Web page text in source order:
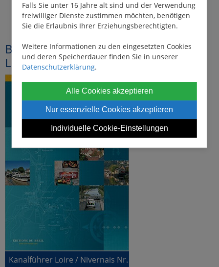
Falls Sie unter 16 Jahre alt sind und der Verwendung
freiwilliger Dienste zustimmen möchten, benötigen
Sie die Erlaubnis Ihrer Erziehungsberechtigten.
Weitere Informationen zu den eingesetzten Cookies
und deren Speicherdauer finden Sie in unserer
Datenschutzerklärung.
Alle Cookies akzeptieren
Nur essenzielle Cookies akzeptieren
Individuelle Cookie-Einstellungen
Bücher-Quellen & Weiterführende
Literatur
Kanalführer Loire / Nivernais Nr.